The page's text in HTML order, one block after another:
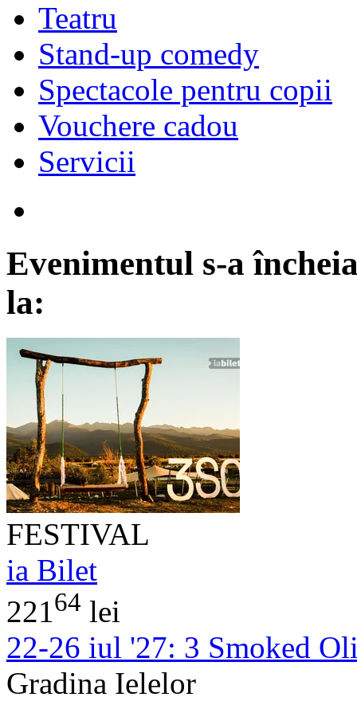
Teatru
Stand-up comedy
Spectacole pentru copii
Vouchere cadou
Servicii
Evenimentul s-a
la:
FESTIVAL
ia Bilet
22164 lei
22-26 iul '27: 3 Smoked
Gradina Ielelor